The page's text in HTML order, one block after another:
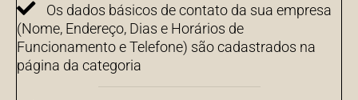
Os dados básicos de contato da sua empresa
(Nome, Endereço, Dias e Horários de
Funcionamento e Telefone) são cadastrados na
página da categoria